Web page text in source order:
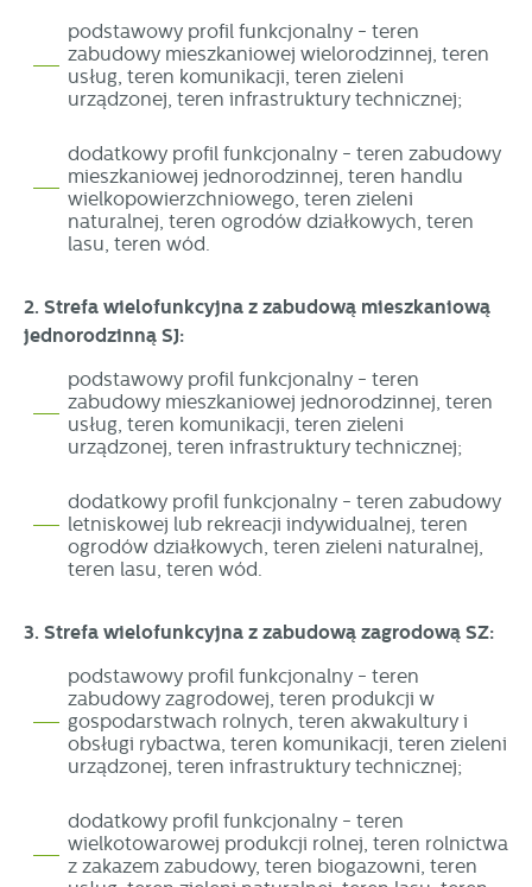
podstawowy profil funkcjonalny - teren
zabudowy mieszkaniowej wielorodzinnej, teren
usług, teren komunikacji, teren zieleni
urządzonej, teren infrastruktury technicznej;
dodatkowy profil funkcjonalny - teren zabudowy
mieszkaniowej jednorodzinnej, teren handlu
wielkopowierzchniowego, teren zieleni
naturalnej, teren ogrodów działkowych, teren
lasu, teren wód.
2. Strefa wielofunkcyjna z zabudową mieszkaniową
jednorodzinną SJ:
podstawowy profil funkcjonalny - teren
zabudowy mieszkaniowej jednorodzinnej, teren
usług, teren komunikacji, teren zieleni
urządzonej, teren infrastruktury technicznej;
dodatkowy profil funkcjonalny - teren zabudowy
letniskowej lub rekreacji indywidualnej, teren
ogrodów działkowych, teren zieleni naturalnej,
teren lasu, teren wód.
3. Strefa wielofunkcyjna z zabudową zagrodową SZ:
podstawowy profil funkcjonalny - teren
zabudowy zagrodowej, teren produkcji w
gospodarstwach rolnych, teren akwakultury i
obsługi rybactwa, teren komunikacji, teren zieleni
urządzonej, teren infrastruktury technicznej;
dodatkowy profil funkcjonalny - teren
wielkotowarowej produkcji rolnej, teren rolnictwa
z zakazem zabudowy, teren biogazowni, teren